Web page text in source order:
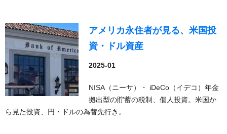
アメリカ永住者が見る、米国投
資・ドル資産
2025-01
NISA（ニーサ）・ iDeCo（イデコ）年金
拠出型の貯蓄の税制、個人投資。米国か
ら見た投資、円・ドルの為替先行き。